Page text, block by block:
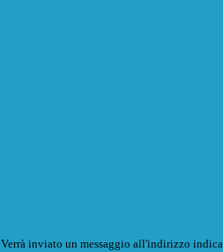
Verrà inviato un messaggio all'indirizzo